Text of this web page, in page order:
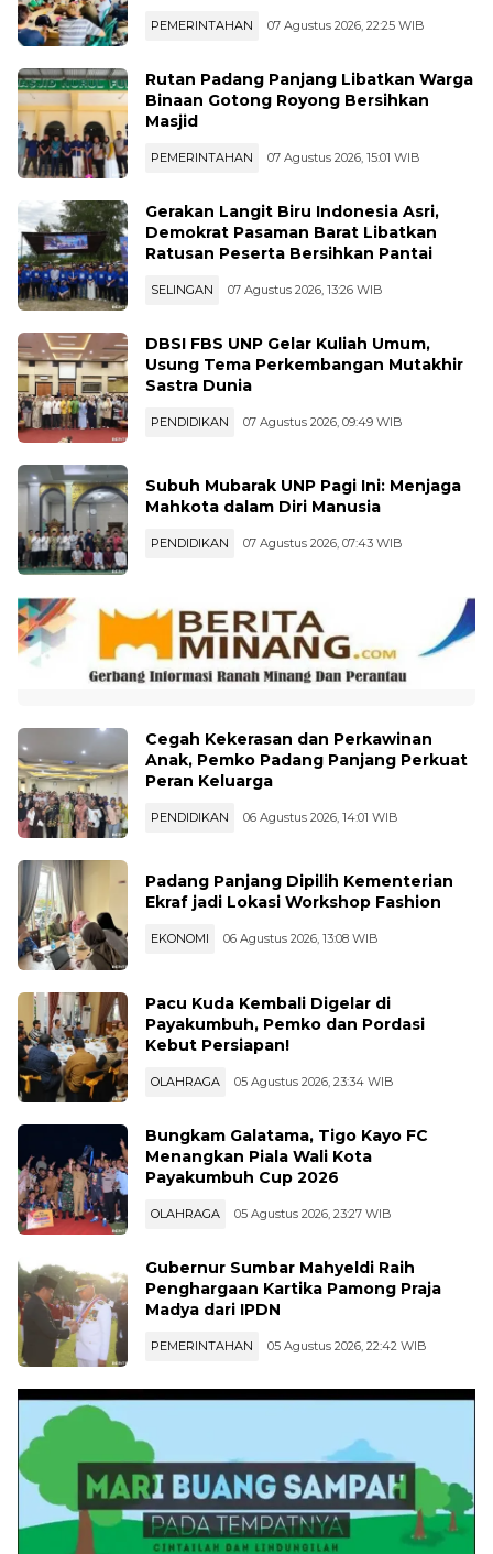
PEMERINTAHAN 07 Agustus 2026, 22:25 WIB
Rutan Padang Panjang Libatkan Warga
Binaan Gotong Royong Bersihkan
Masjid
PEMERINTAHAN 07 Agustus 2026, 15:01 WIB
Gerakan Langit Biru Indonesia Asri,
Demokrat Pasaman Barat Libatkan
Ratusan Peserta Bersihkan Pantai
SELINGAN 07 Agustus 2026, 13:26 WIB
DBSI FBS UNP Gelar Kuliah Umum,
Usung Tema Perkembangan Mutakhir
Sastra Dunia
PENDIDIKAN 07 Agustus 2026, 09:49 WIB
Subuh Mubarak UNP Pagi Ini: Menjaga
Mahkota dalam Diri Manusia
PENDIDIKAN 07 Agustus 2026, 07:43 WIB
Cegah Kekerasan dan Perkawinan
Anak, Pemko Padang Panjang Perkuat
Peran Keluarga
PENDIDIKAN 06 Agustus 2026, 14:01 WIB
Padang Panjang Dipilih Kementerian
Ekraf jadi Lokasi Workshop Fashion
EKONOMI 06 Agustus 2026, 13:08 WIB
Pacu Kuda Kembali Digelar di
Payakumbuh, Pemko dan Pordasi
Kebut Persiapan!
OLAHRAGA 05 Agustus 2026, 23:34 WIB
Bungkam Galatama, Tigo Kayo FC
Menangkan Piala Wali Kota
Payakumbuh Cup 2026
OLAHRAGA 05 Agustus 2026, 23:27 WIB
Gubernur Sumbar Mahyeldi Raih
Penghargaan Kartika Pamong Praja
Madya dari IPDN
PEMERINTAHAN 05 Agustus 2026, 22:42 WIB